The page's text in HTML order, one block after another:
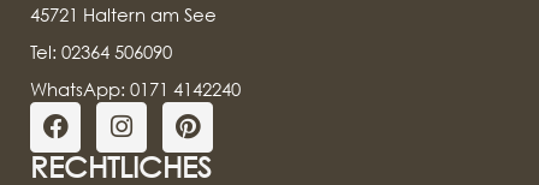
45721 Haltern am See
Tel: 02364 506090
WhatsApp: 0171 4142240
RECHTLICHES